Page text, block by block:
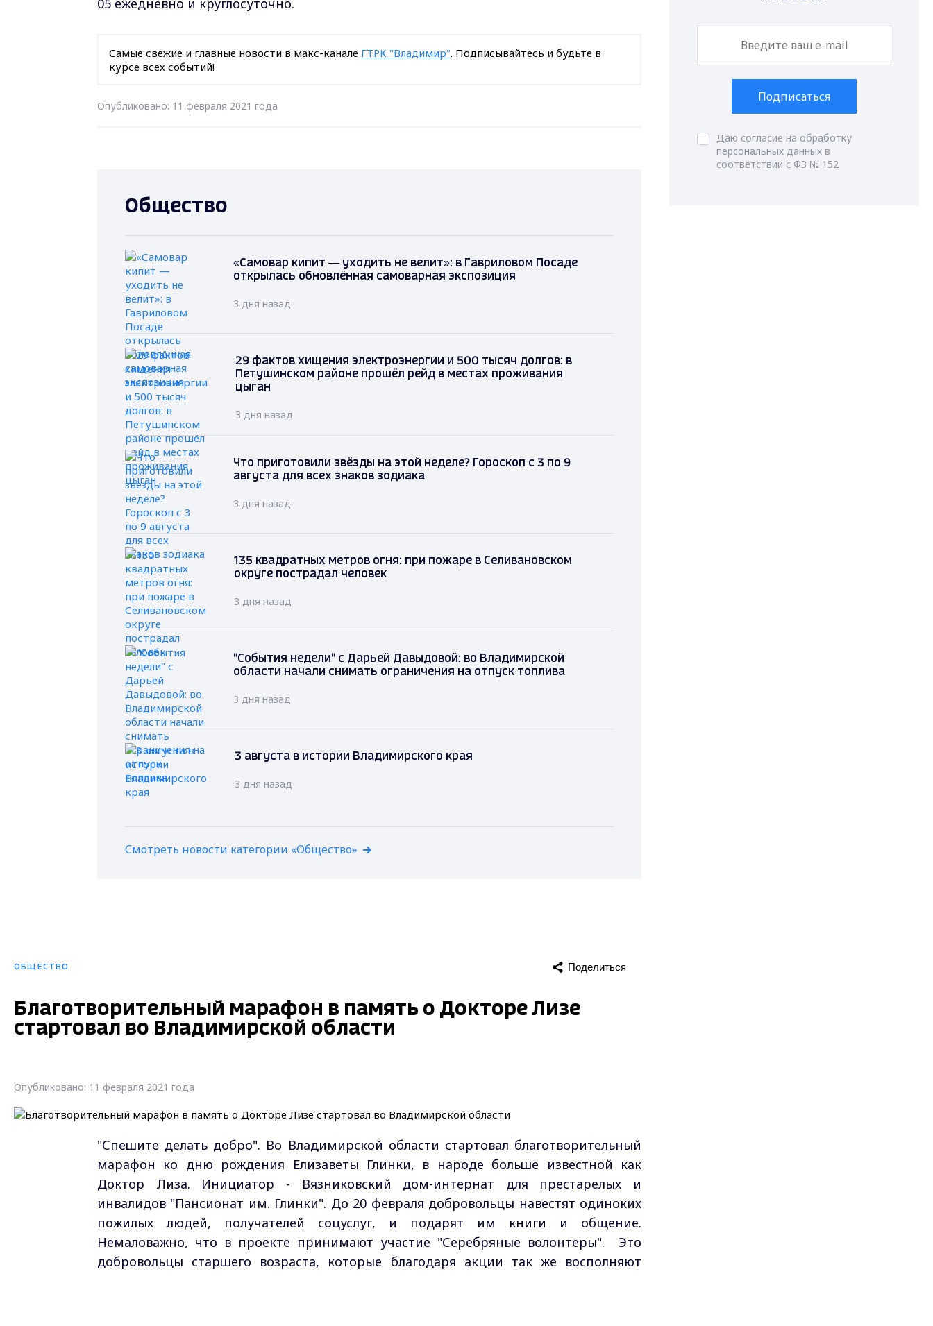
05 ежедневно и круглосуточно.
Самые свежие и главные новости в макс-канале ГТРК "Владимир". Подписывайтесь и будьте в
курсе всех событий!
Опубликовано: 11 февраля 2021 года
Общество
«Самовар кипит — уходить не велит»: в Гавриловом Посаде
открылась обновлённая самоварная экспозиция
3 дня назад
29 фактов хищения электроэнергии и 500 тысяч долгов: в
Петушинском районе прошёл рейд в местах проживания
цыган
3 дня назад
Что приготовили звёзды на этой неделе? Гороскоп с 3 по 9
августа для всех знаков зодиака
3 дня назад
135 квадратных метров огня: при пожаре в Селивановском
округе пострадал человек
3 дня назад
"События недели" с Дарьей Давыдовой: во Владимирской
области начали снимать ограничения на отпуск топлива
3 дня назад
3 августа в истории Владимирского края
3 дня назад
Смотреть новости категории «Общество»
ОБЩЕСТВО Поделиться
Благотворительный марафон в память о Докторе Лизе
стартовал во Владимирской области
Опубликовано: 11 февраля 2021 года
"Спешите делать добро". Во Владимирской области стартовал благотворительный
марафон ко дню рождения Елизаветы Глинки, в народе больше известной как
Доктор Лиза. Инициатор - Вязниковский дом-интернат для престарелых и
инвалидов "Пансионат им. Глинки". До 20 февраля добровольцы навестят одиноких
пожилых людей, получателей соцуслуг, и подарят им книги и общение.
Немаловажно, что в проекте принимают участие "Серебряные волонтеры". Это
добровольцы старшего возраста, которые благодаря акции так же восполняют
Подписаться
Даю согласие на обработку
персональных данных в
соответствии с ФЗ № 152